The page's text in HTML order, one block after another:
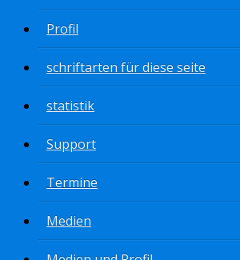
Profil
schriftarten für diese seite
statistik
Support
Termine
Medien